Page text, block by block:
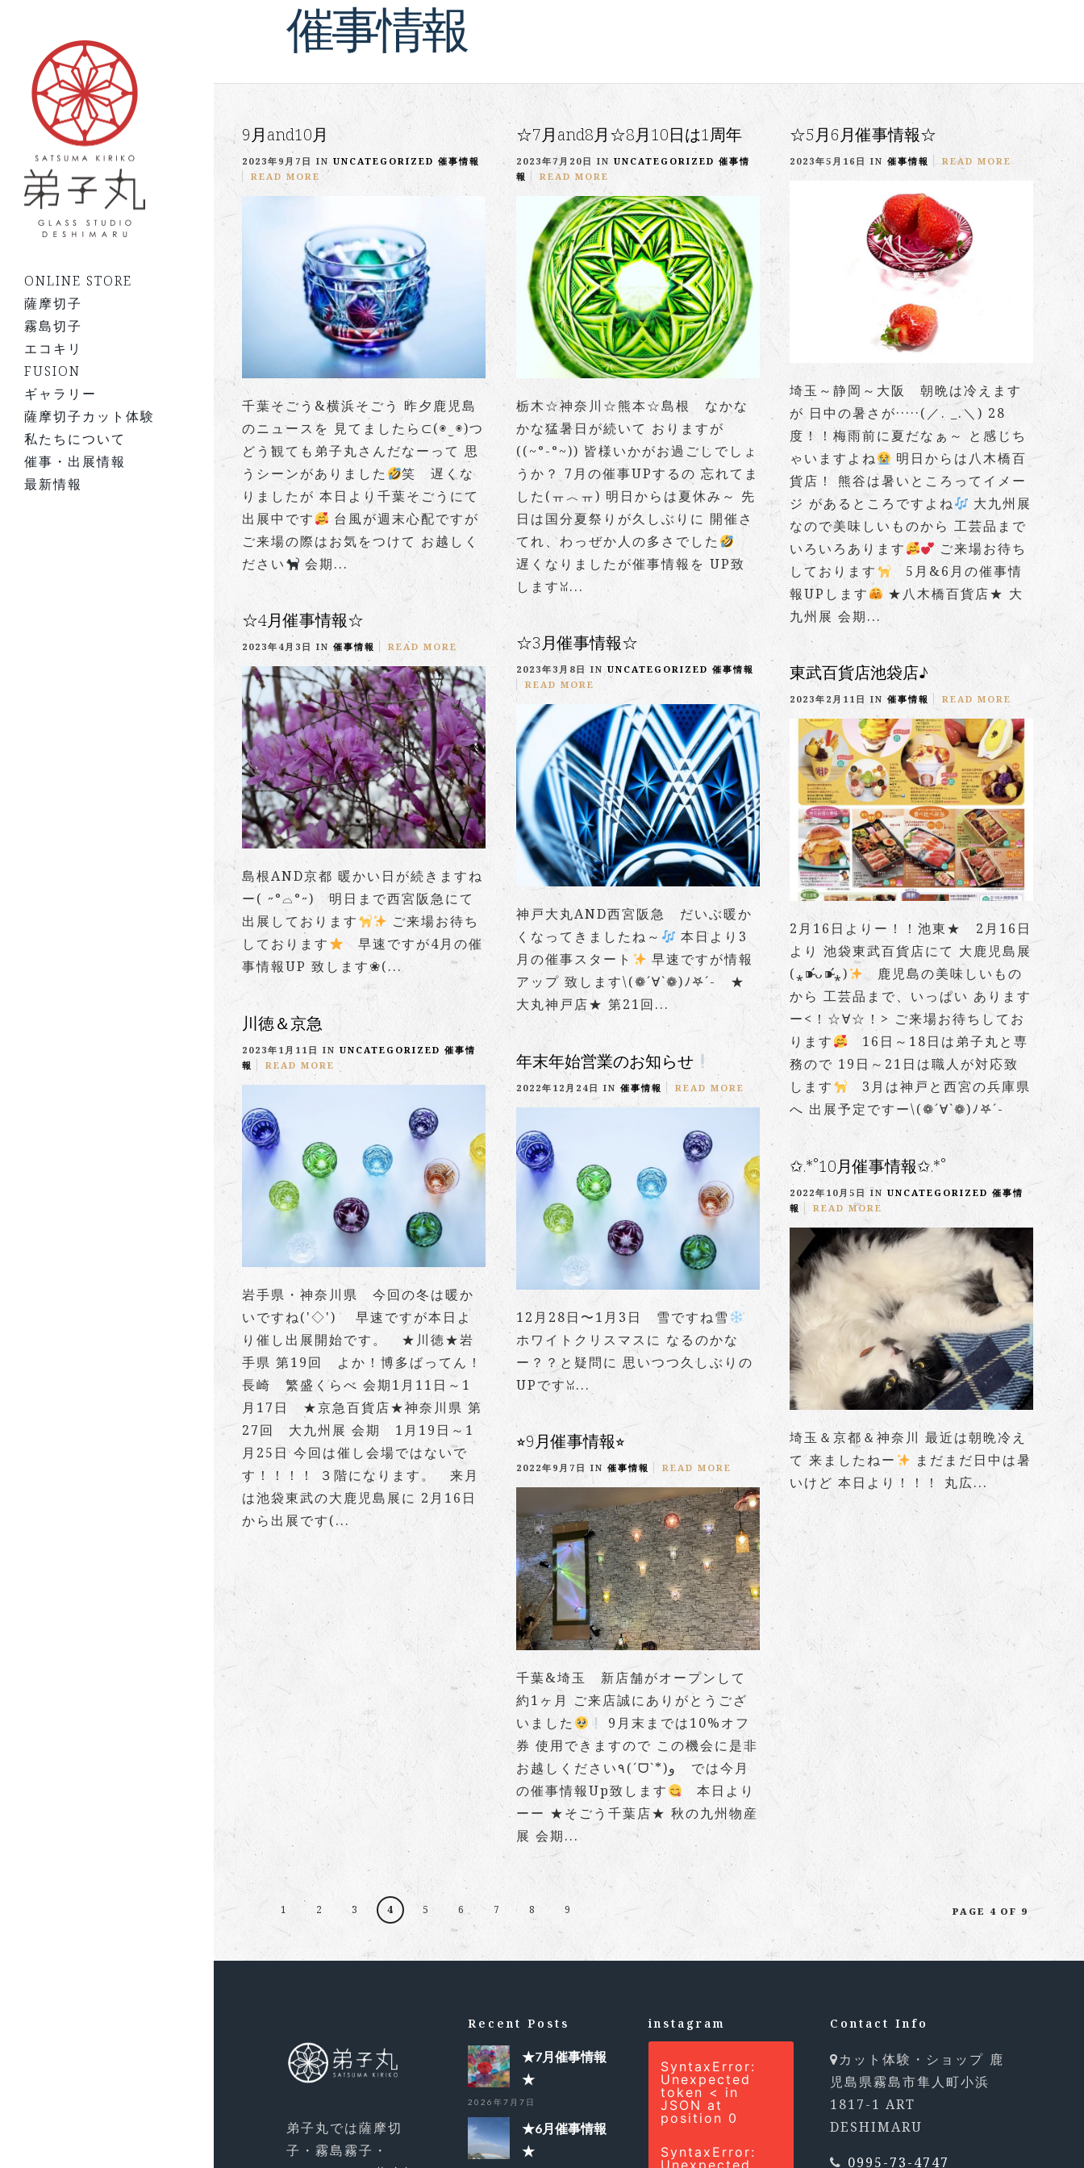
ONLINE STORE
薩摩切子
霧島切子
エコキリ
FUSION
ギャラリー
薩摩切子カット体験
私たちについて
催事・出展情報
最新情報
催事情報
9月and10月
2023年9月7日 IN UNCATEGORIZED 催事情報
READ MORE
千葉そごう&横浜そごう 昨夕鹿児島
のニュースを 見てましたら⊂(◉‿◉)つ
どう観ても弟子丸さんだなーって 思
うシーンがありました
笑 遅くな
りましたが 本日より千葉そごうにて
出展中です
台風が週末心配ですが
ご来場の際はお気をつけて お越しく
ださい
会期...
☆7月and8月☆8月10日は1周年
2023年7月20日 IN UNCATEGORIZED 催事情
報
READ MORE
栃木☆神奈川☆熊本☆島根 なかな
かな猛暑日が続いて おりますが
((~°-°~)) 皆様いかがお過ごしでしょ
うか？ 7月の催事UPするの 忘れてま
した(ㅠ︿ㅠ) 明日からは夏休み～ 先
日は国分夏祭りが久しぶりに 開催さ
てれ、わっぜか人の多さでした
遅くなりましたが催事情報を UP致
しますꈍ...
☆5月6月催事情報☆
2023年5月16日 IN 催事情報 READ MORE
埼玉～静岡～大阪 朝晩は冷えます
が 日中の暑さが·····(／. _.＼) 28
度！！梅雨前に夏だなぁ～ と感じち
ゃいますよね
明日からは八木橋百
貨店！ 熊谷は暑いところってイメー
ジ があるところですよね
大九州展
なので美味しいものから 工芸品まで
いろいろあります
ご来場お待ち
しております
5月&6月の催事情
報UPします
★八木橋百貨店★ 大
九州展 会期...
☆4月催事情報☆
2023年4月3日 IN 催事情報 READ MORE
島根AND京都 暖かい日が続きますね
ー( ˶°⌓°˶) 明日まで西宮阪急にて
出展しております
ご来場お待ち
しております
早速ですが4月の催
事情報UP 致します❀(...
☆3月催事情報☆
2023年3月8日 INUNCATEGORIZED 催事情報
READ MORE
神戸大丸AND西宮阪急 だいぶ暖か
くなってきましたね～
本日より3
月の催事スタート
早速ですが情報
アップ 致します\(❁´∀`❁)ﾉ𖤐´- ★
大丸神戸店★ 第21回...
東武百貨店池袋店♪
2023年2月11日 IN催事情報 READ MORE
2月16日よりー！！池東★ 2月16日
より 池袋東武百貨店にて 大鹿児島展
(⁎⁍̴̛ᴗ⁍̴̛⁎)
鹿児島の美味しいもの
から 工芸品まで、いっぱい あります
ー<！☆∀☆！> ご来場お待ちしてお
ります
16日～18日は弟子丸と専
務ので 19日～21日は職人が対応致
します
3月は神戸と西宮の兵庫県
へ 出展予定ですー\(❁´∀`❁)ﾉ𖤐´-
川徳＆京急
2023年1月11日 IN UNCATEGORIZED 催事情
報
READ MORE
岩手県・神奈川県 今回の冬は暖か
いですね('◇')ゞ 早速ですが本日よ
り催し出展開始です。 ★川徳★岩
手県 第19回 よか！博多ばってん！
長崎 繁盛くらべ 会期1月11日～1
月17日 ★京急百貨店★神奈川県 第
27回 大九州展 会期 1月19日～1
月25日 今回は催し会場ではないで
す！！！！ ３階になります。 来月
は池袋東武の大鹿児島展に 2月16日
から出展です(...
年末年始営業のお知らせ
2022年12月24日 IN 催事情報 READ MORE
12月28日〜1月3日 雪ですね雪
ホワイトクリスマスに なるのかな
ー？？と疑問に 思いつつ久しぶりの
UPですꈍ...
✩.*˚10月催事情報✩.*˚
2022年10月5日 IN UNCATEGORIZED 催事情
報
READ MORE
埼玉＆京都＆神奈川 最近は朝晩冷え
て 来ましたねー
まだまだ日中は暑
いけど 本日より！！！ 丸広...
⭐︎9月催事情報⭐︎
2022年9月7日 IN 催事情報 READ MORE
千葉&埼玉 新店舗がオープンして
約1ヶ月 ご来店誠にありがとうござ
いました
9月末までは10%オフ
券 使用できますので この機会に是非
お越しください٩(ˊᗜˋ*)و では今月
の催事情報Up致します
本日より
ーー ★そごう千葉店★ 秋の九州物産
展 会期...
1 2 3 4 5 6 7 8 9 PAGE 4 OF 9
弟子丸では薩摩切
子・霧島霧子・
Recent Posts
★7月催事情報
★
2026年7月7日
★6月催事情報
★
instagram
SyntaxError:
Unexpected
token < in
JSON at
position 0
SyntaxError:
Contact Info
カット体験・ショップ 鹿
児島県霧島市隼人町小浜
1817-1 ART
DESHIMARU
0995-73-4747